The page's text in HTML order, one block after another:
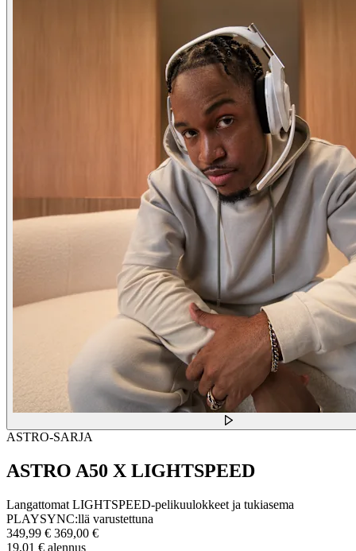
ASTRO-SARJA
ASTRO A50 X LIGHTSPEED
Langattomat LIGHTSPEED-pelikuulokkeet ja tukiasema
PLAYSYNC:llä varustettuna
349,99 € 369,00 €
19,01 € alennus